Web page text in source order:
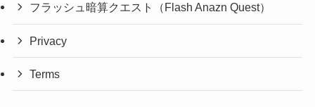
フラッシュ暗算クエスト（Flash Anazn Quest）
Privacy
Terms